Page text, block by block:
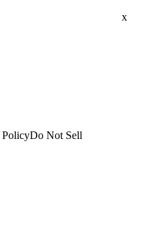
x
Do Not Sell